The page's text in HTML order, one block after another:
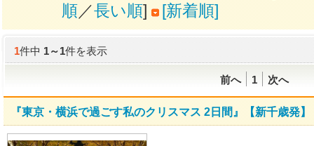
順／長い順] [新着順]
1件中1～1件を表示
前へ 1 次へ
『東京・横浜で過ごす私のクリスマス 2日間』【新千歳発